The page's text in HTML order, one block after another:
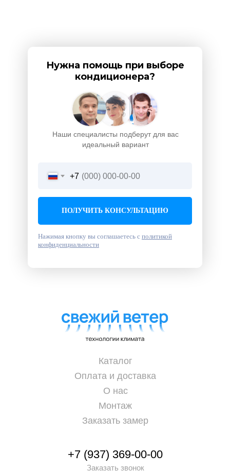
Наши специалисты подберут для вас
идеальный вариант
Нужна помощь при выборе
кондиционера?
+7
ПОЛУЧИТЬ КОНСУЛЬТАЦИЮ
Нажимая кнопку вы соглашаетесь с политикой
конфиденциальности
+7 (937) 369-00-00
Заказать звонок
Каталог
Оплата и доставка
О нас
Монтаж
Заказать замер